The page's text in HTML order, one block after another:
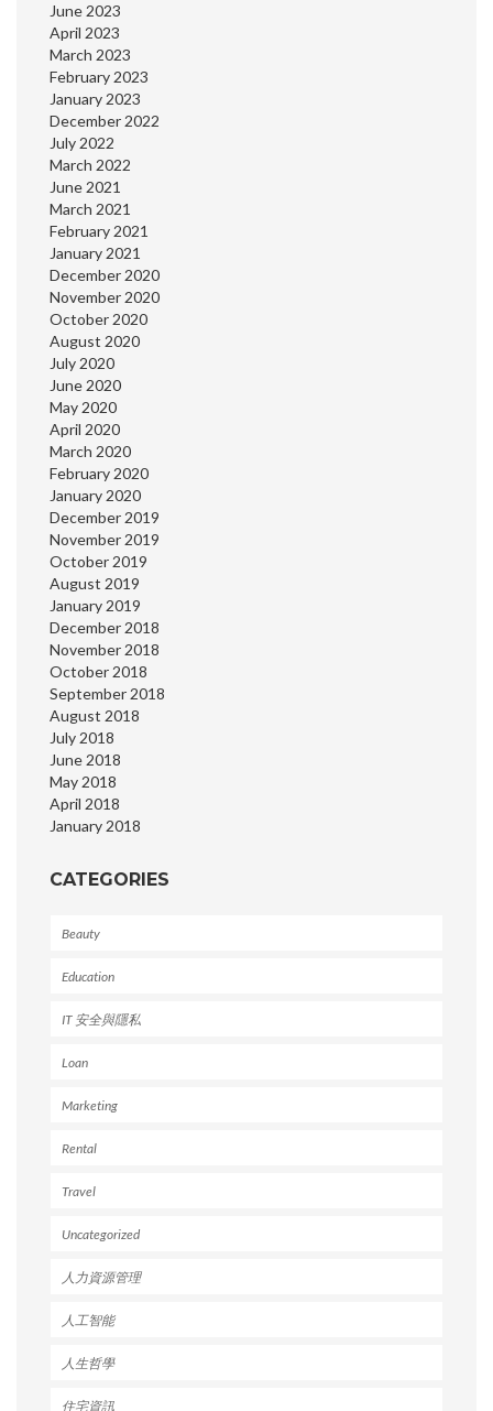
June 2023
April 2023
March 2023
February 2023
January 2023
December 2022
July 2022
March 2022
June 2021
March 2021
February 2021
January 2021
December 2020
November 2020
October 2020
August 2020
July 2020
June 2020
May 2020
April 2020
March 2020
February 2020
January 2020
December 2019
November 2019
October 2019
August 2019
January 2019
December 2018
November 2018
October 2018
September 2018
August 2018
July 2018
June 2018
May 2018
April 2018
January 2018
CATEGORIES
Beauty
Education
IT 安全與隱私
Loan
Marketing
Rental
Travel
Uncategorized
人力資源管理
人工智能
人生哲學
住宅資訊